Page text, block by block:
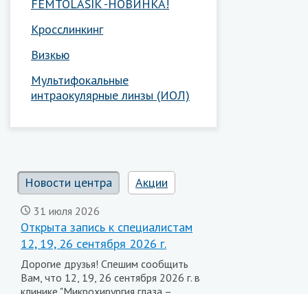
FEMTOLASIK -НОВИНКА!
Кросслинкинг
Визкью
Мультифокальные
интраокулярные линзы (ИОЛ)
Новости центра Акции
31 июля 2026
Открыта запись к специалистам
12, 19, 26 сентября 2026 г.
Дорогие друзья! Спешим сообщить
Вам, что 12, 19, 26 сентября 2026 г. в
клинике "Микрохирургия глаза –